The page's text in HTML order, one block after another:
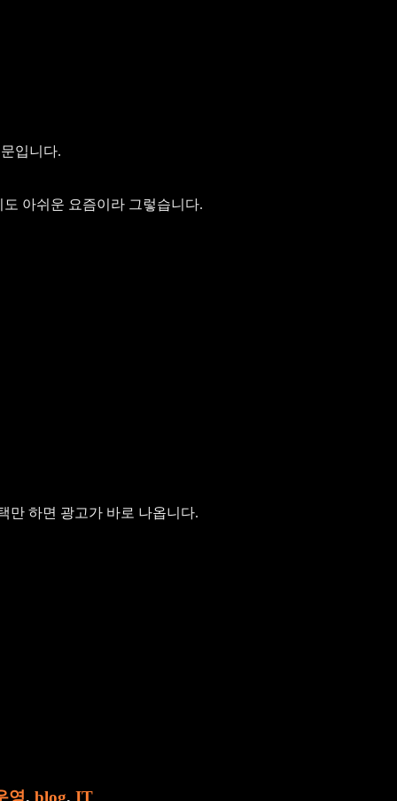
입니다.
아쉬운 요즘이라 그렇습니다.
만 하면 광고가 바로 나옵니다.